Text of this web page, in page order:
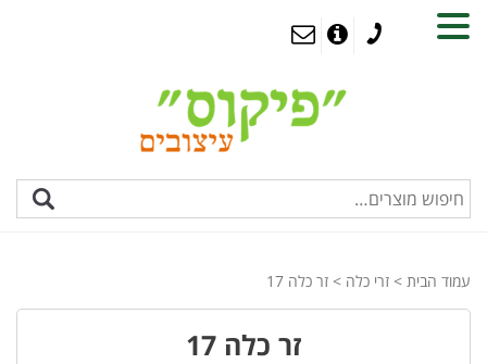
עמוד הבית > זרי כלה > זר כלה 17
זר כלה 17